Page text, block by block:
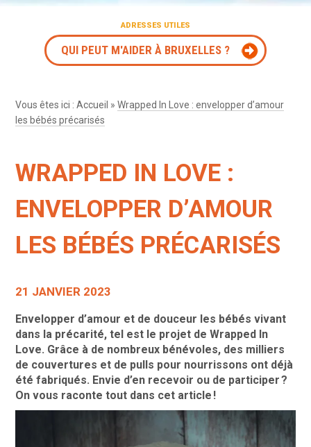
ADRESSES UTILES
QUI PEUT M'AIDER À BRUXELLES ?
Vous êtes ici :Accueil »Wrapped In Love : envelopper d’amour
les bébés précarisés
WRAPPED IN LOVE :
ENVELOPPER D’AMOUR
LES BÉBÉS PRÉCARISÉS
21 JANVIER 2023
Envelopper d’amour et de douceur les bébés vivant
dans la précarité, tel est le projet de Wrapped In
Love. Grâce à de nombreux bénévoles, des milliers
de couvertures et de pulls pour nourrissons ont déjà
été fabriqués. Envie d’en recevoir ou de participer ?
On vous raconte tout dans cet article !